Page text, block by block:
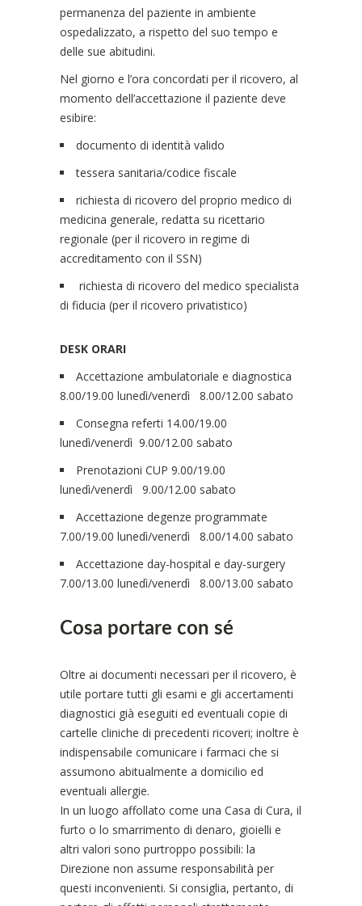
permanenza del paziente in ambiente
ospedalizzato, a rispetto del suo tempo e
delle sue abitudini.
Nel giorno e l’ora concordati per il ricovero, al
momento dell’accettazione il paziente deve
esibire:
documento di identità valido
tessera sanitaria/codice fiscale
richiesta di ricovero del proprio medico di
medicina generale, redatta su ricettario
regionale (per il ricovero in regime di
accreditamento con il SSN)
richiesta di ricovero del medico specialista
di fiducia (per il ricovero privatistico)
DESK ORARI
Accettazione ambulatoriale e diagnostica
8.00/19.00 lunedì/venerdì 8.00/12.00 sabato
Consegna referti 14.00/19.00
lunedì/venerdì 9.00/12.00 sabato
Prenotazioni CUP 9.00/19.00
lunedì/venerdì 9.00/12.00 sabato
Accettazione degenze programmate
7.00/19.00 lunedì/venerdì 8.00/14.00 sabato
Accettazione day-hospital e day-surgery
7.00/13.00 lunedì/venerdì 8.00/13.00 sabato
Cosa portare con sé
Oltre ai documenti necessari per il ricovero, è
utile portare tutti gli esami e gli accertamenti
diagnostici già eseguiti ed eventuali copie di
cartelle cliniche di precedenti ricoveri; inoltre è
indispensabile comunicare i farmaci che si
assumono abitualmente a domicilio ed
eventuali allergie.
In un luogo affollato come una Casa di Cura, il
furto o lo smarrimento di denaro, gioielli e
altri valori sono purtroppo possibili: la
Direzione non assume responsabilità per
questi inconvenienti. Si consiglia, pertanto, di